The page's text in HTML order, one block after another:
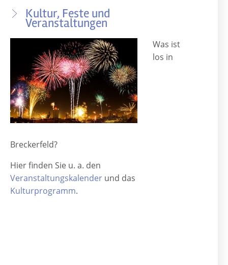
Kultur, Feste und
Veranstaltungen
Was ist
los in
Breckerfeld?
Hier finden Sie u. a. den
Veranstaltungskalender und das
Kulturprogramm.